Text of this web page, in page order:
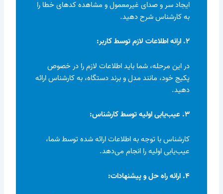
ایجاد سر و صدای غیرمعمول و مشاهده کدهای خطا را
به کارشناس شرح دهید.
۲. ارائه اطلاعات لازم توسط کاربر:
در این مرحله، شما باید اطلاعات لازم را در خصوص
پکیج خود، مانند مدل و برند دستگاه، به کارشناس ارائه
دهید.
۳. عیب‌یابی اولیه توسط کارشناس:
کارشناس با توجه به اطلاعات ارائه شده توسط شما،
عیب‌یابی اولیه را انجام می‌دهد.
۴. ارائه راه حل و پیشنهادات: